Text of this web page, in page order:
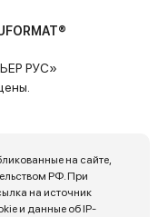
РУС»
на сайте,
РФ. При
на источник
и данные об IP-